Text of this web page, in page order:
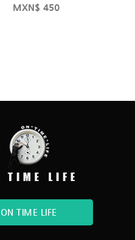
MXN$ 450
ON TIME LIFE